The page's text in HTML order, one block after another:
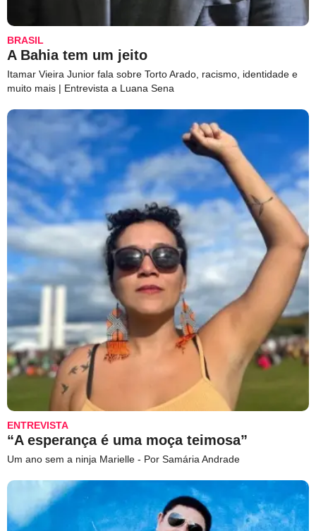
BRASIL
A Bahia tem um jeito
Itamar Vieira Junior fala sobre Torto Arado, racismo, identidade e
muito mais | Entrevista a Luana Sena
ENTREVISTA
“A esperança é uma moça teimosa”
Um ano sem a ninja Marielle - Por Samária Andrade